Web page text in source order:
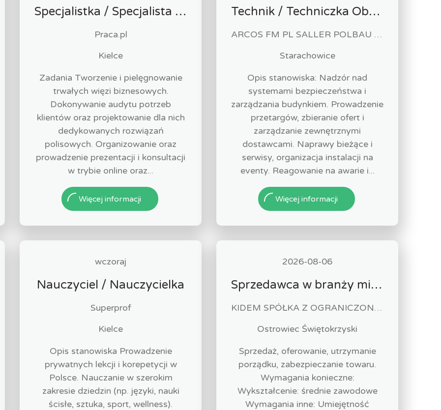
Specjalistka / Specjalista ds. Sprzedaży ubezpieczeń
Praca.pl
Kielce
Zadania Tworzenie i pielęgnowanie
trwałych więzi biznesowych.
Dokonywanie audytu potrzeb
klientów oraz projektowanie dla nich
dedykowanych rozwiązań
polisowych. Organizowanie oraz
prowadzenie prezentacji i konsultacji
w trybie online oraz...
Więcej informacji
Technik / Techniczka Obsługi Budynku
ARCOS FM PL SALLER POLBAU Sp. z o.o. Sp. K
Starachowice
Opis stanowiska: Nadzór nad
systemami bezpieczeństwa i
zarządzania budynkiem. Prowadzenie
przetargów, zbieranie ofert i
zarządzanie zewnętrznymi
dostawcami. Naprawy bieżące i
serwisy, organizacja instalacji na
eventy. Reagowanie na awarie i...
Więcej informacji
wczoraj
Nauczyciel / Nauczycielka
Superprof
Kielce
Opis stanowiska Prowadzenie
prywatnych lekcji i korepetycji w
Polsce. Nauczanie w szerokim
zakresie dziedzin (np. języki, nauki
ścisłe, sztuka, sport, wellness).
2026-08-06
Sprzedawca w branży mięsnej
KIDEM SPÓŁKA Z OGRANICZONĄ ODPOWIEDZIALNOŚCIĄ
Ostrowiec Świętokrzyski
Sprzedaż, oferowanie, utrzymanie
porządku, zabezpieczanie towaru.
Wymagania konieczne:
Wykształcenie: średnie zawodowe
Wymagania inne: Umiejętność